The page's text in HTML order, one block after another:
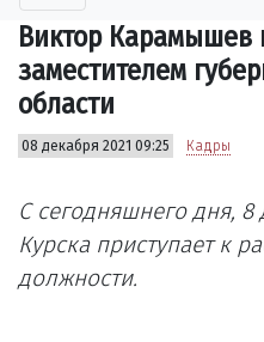
Виктор Карамышев
заместителем
области
08 декабря 2021 09:25 Кадры
С сегодняшнего дня,
Курска приступает к
должности.